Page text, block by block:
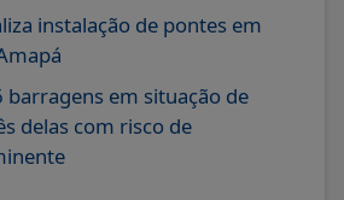
instalação de pontes em
em situação de
delas com risco de